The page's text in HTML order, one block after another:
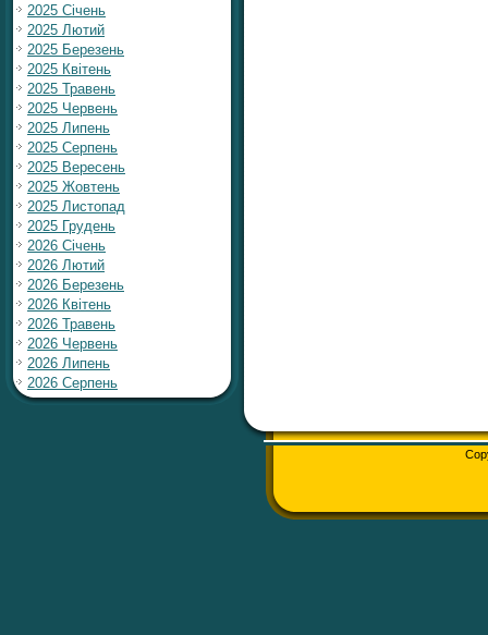
2025 Січень
2025 Лютий
2025 Березень
2025 Квітень
2025 Травень
2025 Червень
2025 Липень
2025 Серпень
2025 Вересень
2025 Жовтень
2025 Листопад
2025 Грудень
2026 Січень
2026 Лютий
2026 Березень
2026 Квітень
2026 Травень
2026 Червень
2026 Липень
2026 Серпень